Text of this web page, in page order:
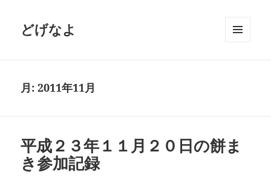
どげなよ
月:2011年11月
平成２３年１１月２０日の餅ま
き参加記録